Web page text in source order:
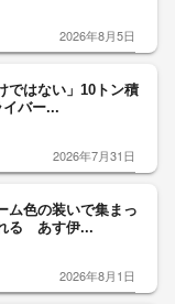
2026年8月5日
ではない」10トン積
バー...
2026年7月31日
色の装いで集まっ
る あす伊...
2026年8月1日